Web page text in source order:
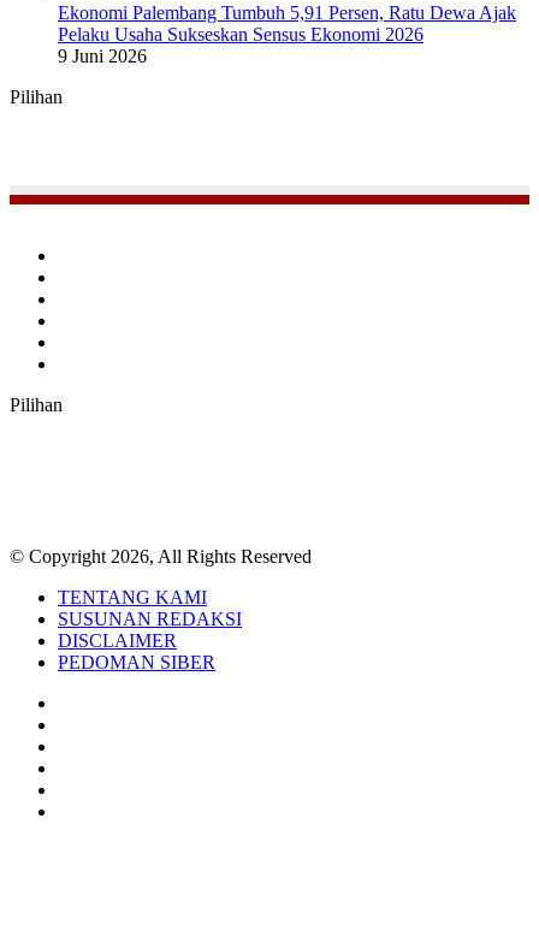
Ekonomi Palembang Tumbuh 5,91 Persen, Ratu Dewa Ajak
Pelaku Usaha Sukseskan Sensus Ekonomi 2026
9 Juni 2026
Pilihan
Pilihan
© Copyright 2026, All Rights Reserved
TENTANG KAMI
SUSUNAN REDAKSI
DISCLAIMER
PEDOMAN SIBER